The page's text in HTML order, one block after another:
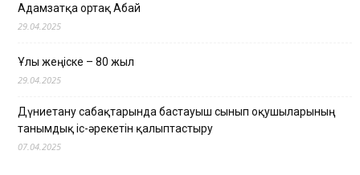
Адамзатқа ортақ Абай
29.04.2025
Ұлы жеңіске – 80 жыл
29.04.2025
Дүниетану сабақтарында бастауыш сынып оқушыларының
танымдық іс-әрекетін қалыптастыру
07.04.2025